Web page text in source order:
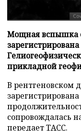
Мощная вспышка
прикладной
В рентгеновском
сопровождалась
передаетТАСС.